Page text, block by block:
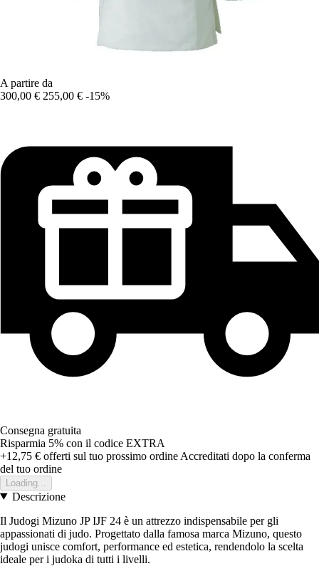
A partire da
300,00 € 255,00 € -15%
Consegna gratuita
Risparmia 5% con il codice EXTRA
+12,75 € offerti sul tuo prossimo ordine Accreditati dopo la conferma
del tuo ordine
Loading...
Descrizione
Il Judogi Mizuno JP IJF 24 è un attrezzo indispensabile per gli
appassionati di judo. Progettato dalla famosa marca Mizuno, questo
judogi unisce comfort, performance ed estetica, rendendolo la scelta
ideale per i judoka di tutti i livelli.